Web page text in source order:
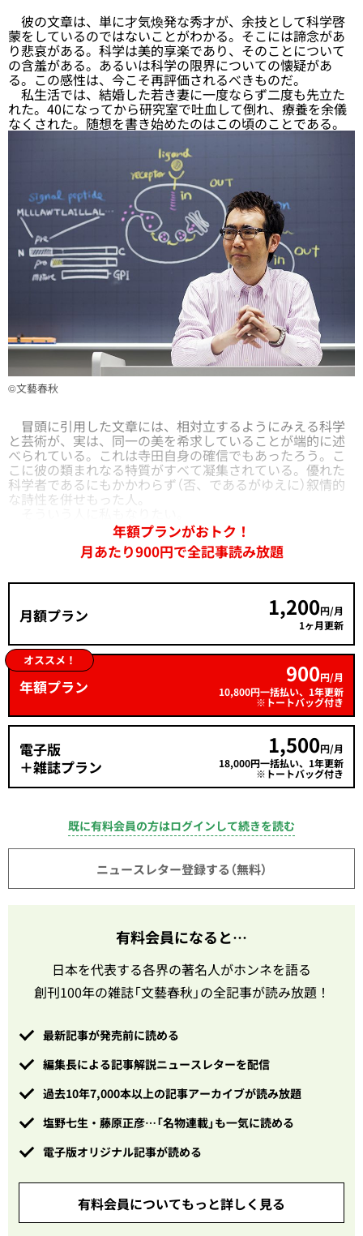
彼の文章は、単に才気煥発な秀才が、余技として科学啓
蒙をしているのではないことがわかる。そこには諦念があ
り悲哀がある。科学は美的享楽であり、そのことについて
の含羞がある。あるいは科学の限界についての懐疑があ
る。この感性は、今こそ再評価されるべきものだ。
私生活では、結婚した若き妻に一度ならず二度も先立た
れた。40になってから研究室で吐血して倒れ、療養を余儀
なくされた。随想を書き始めたのはこの頃のことである。
©文藝春秋
冒頭に引用した文章には、相対立するようにみえる科学
と芸術が、実は、同一の美を希求していることが端的に述
べられている。これは寺田自身の確信でもあったろう。こ
こに彼の類まれなる特質がすべて凝集されている。優れた
科学者であるにもかかわらず（否、であるがゆえに）叙情的
な詩性を併せもった人。
年額プランがおトク！
月あたり900円で全記事読み放題
月額プラン 1,200円/月
1ヶ月更新
オススメ！
年額プラン 900円/月
10,800円一括払い、1年更新
※トートバッグ付き
電子版
＋雑誌プラン
1,500円/月
18,000円一括払い、1年更新
※トートバッグ付き
既に有料会員の方はログインして続きを読む
ニュースレター登録する（無料）
有料会員になると…
日本を代表する各界の著名人がホンネを語る
創刊100年の雑誌「文藝春秋」の全記事が読み放題！
最新記事が発売前に読める
編集長による記事解説ニュースレターを配信
過去10年7,000本以上の記事アーカイブが読み放題
塩野七生・藤原正彦…「名物連載」も一気に読める
電子版オリジナル記事が読める
有料会員についてもっと詳しく見る